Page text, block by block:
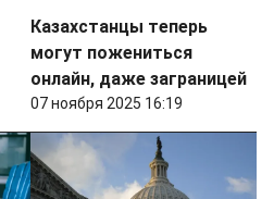
Казахстанцы теперь
могут пожениться
онлайн, даже заграницей
07 ноября 2025 16:19